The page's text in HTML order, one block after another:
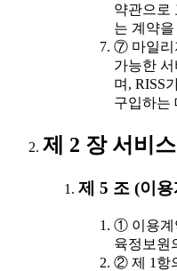
약관으로
는 계약
⑦ 마일리
가능한
며, RISS
구입하는
제 2 장 서비
제 5 조 (이
① 이용계
육정보원
② 제 1항